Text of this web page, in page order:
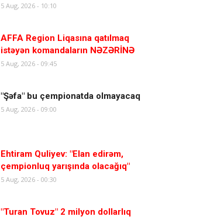
5 Aug, 2026 - 10:10
AFFA Region Liqasına qatılmaq
istəyən komandaların NƏZƏRİNƏ
5 Aug, 2026 - 09:45
"Şəfa" bu çempionatda olmayacaq
5 Aug, 2026 - 09:00
Ehtiram Quliyev: "Elan edirəm,
çempionluq yarışında olacağıq"
5 Aug, 2026 - 00:30
"Turan Tovuz" 2 milyon dollarlıq